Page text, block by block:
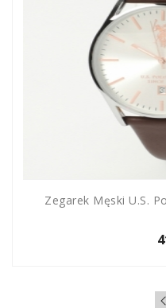
Zegarek Męski U.S.